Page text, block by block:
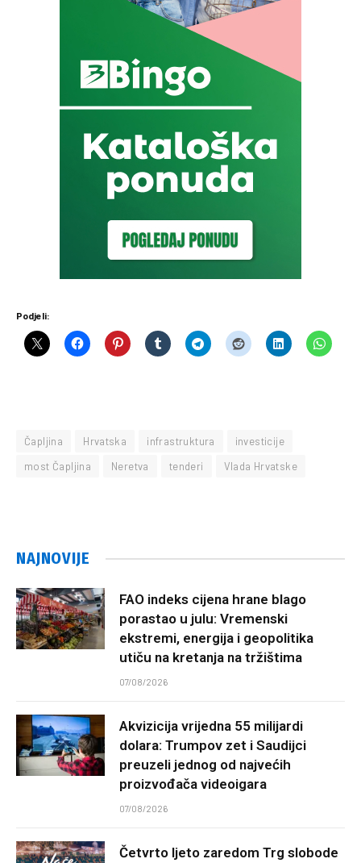
Podjeli:
Čapljina Hrvatska infrastruktura
investicije
most Čapljina
Neretva tenderi Vlada Hrvatske
NAJNOVIJE
FAO indeks cijena hrane blago
porastao u julu: Vremenski
ekstremi, energija i geopolitika
utiču na kretanja na tržištima
07/08/2026
Akvizicija vrijedna 55 milijardi
dolara: Trumpov zet i Saudijci
preuzeli jednog od najvećih
proizvođača videoigara
07/08/2026
Četvrto ljeto zaredom Trg slobode